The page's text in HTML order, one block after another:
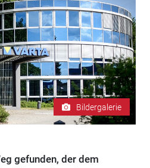
Bildergalerie
gefunden, der dem